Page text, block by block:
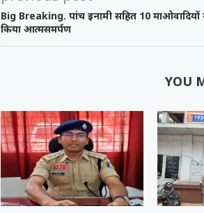
Big Breaking. पांच इनामी सहित 10 माओवादियों
किया आत्मसमर्पण
YOU